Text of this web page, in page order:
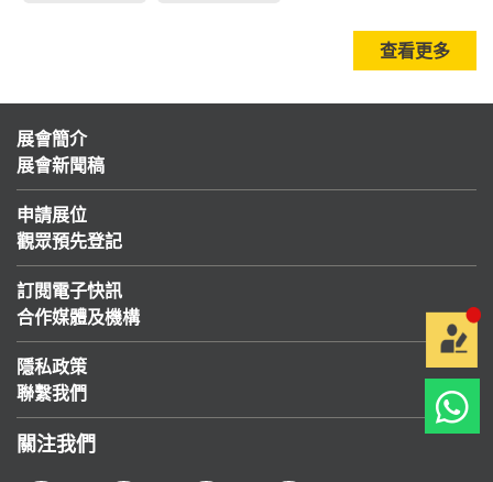
查看更多
展會簡介
展會新聞稿
申請展位
觀眾預先登記
訂閱電子快訊
合作媒體及機構
隱私政策
聯繫我們
關注我們